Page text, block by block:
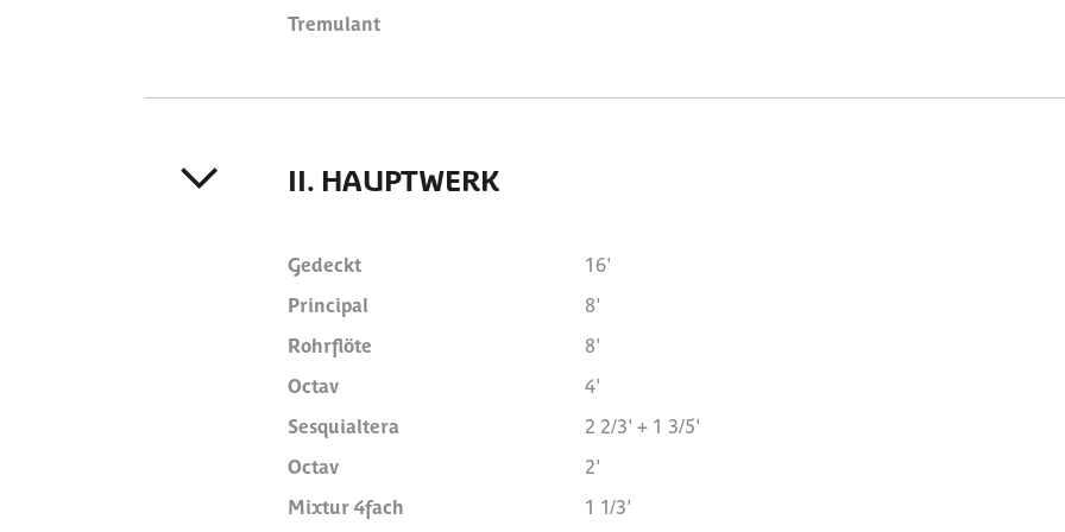
Tremulant
II. HAUPTWERK
Gedeckt
16'
Principal
8'
Rohrflöte
8'
Octav
4'
Sesquialtera
2 2/3' + 1 3/5'
Octav
2'
Mixtur 4fach
1 1/3'